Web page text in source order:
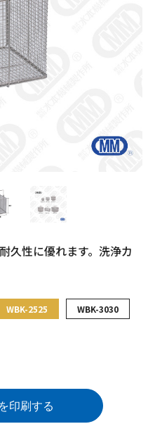
久性に優れます。洗浄カ
WBK-2525 WBK-3030
印刷する